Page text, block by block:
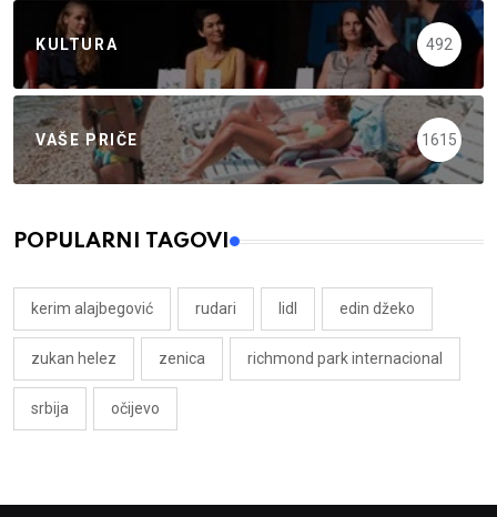
KULTURA 492
VAŠE PRIČE 1615
POPULARNI TAGOVI
kerim alajbegović rudari lidl edin džeko
zukan helez zenica richmond park internacional
srbija očijevo